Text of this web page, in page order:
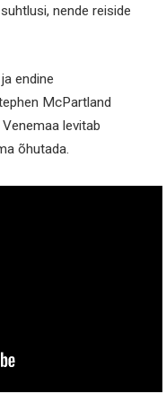
nende reiside
endine
McPartland
levitab
õhutada.